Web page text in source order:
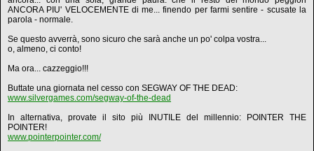
ANCORA PIU' VELOCEMENTE di me... finendo per farmi sentire - scusate la
parola - normale.
Se questo avverrà, sono sicuro che sarà anche un po' colpa vostra...
o, almeno, ci conto!
Ma ora... cazzeggio!!!
Buttate una giornata nel cesso con SEGWAY OF THE DEAD:
www.silvergames.com/segway-of-the-dead
In alternativa, provate il sito più INUTILE del millennio: POINTER THE
POINTER!
www.pointerpointer.com/